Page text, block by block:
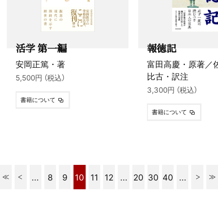
活学 第一編
安岡正篤・著
5,500円 （税込）
書籍について
報徳記
富田高慶・原著／
比古・訳注
3,300円 （税込）
書籍について
... 8 9 10 11 12 ... 20 30 40 ...